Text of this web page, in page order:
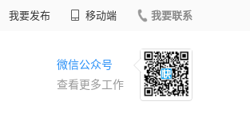
我要发布 移动端 我要联系
微信公众号
查看更多工作